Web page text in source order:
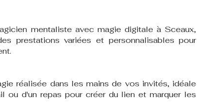
mentaliste avec magie digitale à Sceaux,
prestations variées et personnalisables pour
réalisée dans les mains de vos invités, idéale
ou d'un repas pour créer du lien et marquer les